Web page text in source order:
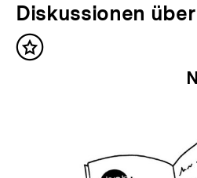
V
o
r
Diskussionen
Inhalt